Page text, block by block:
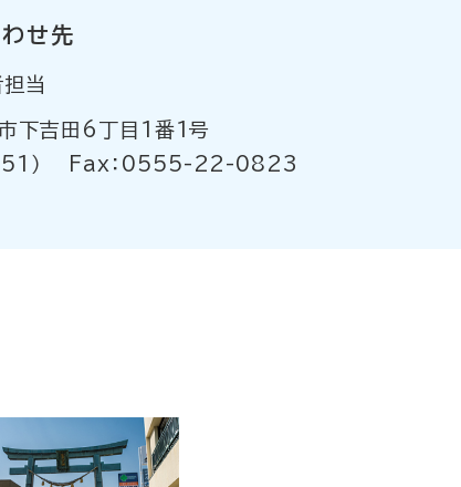
せ先
当
下吉田6丁目1番1号
）
Fax：0555-22-0823